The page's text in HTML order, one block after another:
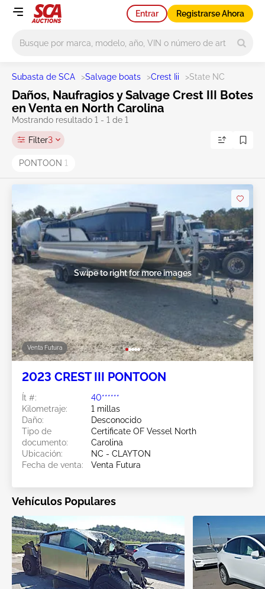
Entrar Registrarse Ahora
Subasta de SCA >Salvage boats >Crest Iii >State NC
Daños, Naufragios y Salvage Crest III Botes
en Venta en North Carolina
Mostrando resultado 1 - 1 de 1
Filter3
PONTOON 1
Venta Futura
Swipe to right for more images
2023 CREST III PONTOON
Ít #:
40******
Kilometraje:
1 millas
Daño:
Desconocido
Tipo de
documento:
Certificate OF Vessel North
Carolina
Ubicación:
NC - CLAYTON
Fecha de venta:
Venta Futura
Vehículos Populares